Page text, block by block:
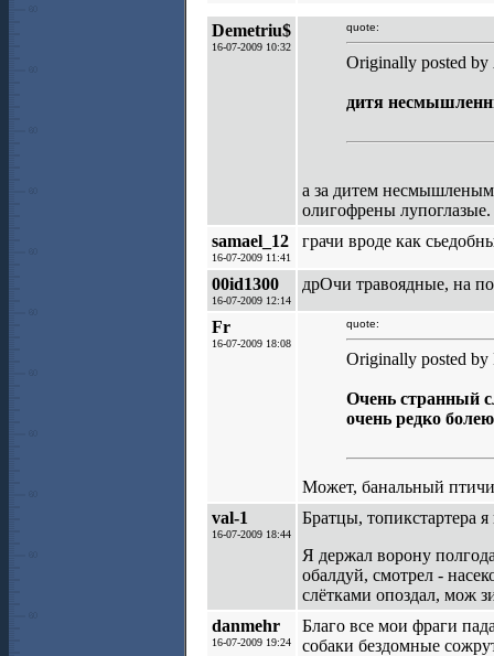
Demetriu$
16-07-2009 10:32
quote:
Originally posted
дитя
а за дитем несмышленым
олигофрены лупоглазые.
samael_12
16-07-2009 11:41
грачи вроде как
00id1300
16-07-2009 12:14
дрОчи травоядные, на
Fr
16-07-2009 18:08
quote:
Originally posted by
Очень странный
очень редко
Может, банальный
val-1
16-07-2009 18:44
Братцы, топикстартера
Я держал ворону
обалдуй, смотрел -
слётками опоздал, мож
danmehr
16-07-2009 19:24
Благо все мои фраги
собаки бездомные